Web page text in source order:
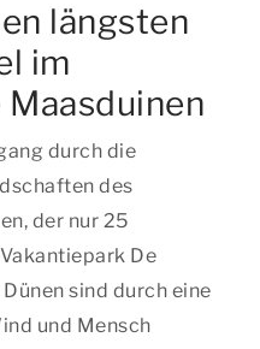
längsten
im
durch die
des
der nur 25
De
sind durch eine
und Mensch